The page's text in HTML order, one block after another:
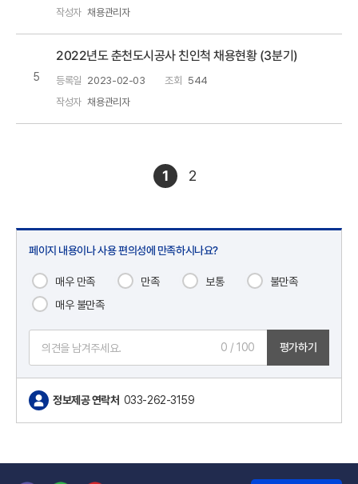
작성자 채용관리자
5
2022년도 춘천도시공사 친인척 채용현황 (3분기)
등록일 2023-02-03 조회 544
작성자 채용관리자
1 2
페이지 내용이나 사용 편의성에 만족하시나요?
매우 만족 만족 보통
불만족
매우 불만족
0 / 100 평가하기
정보제공 연락처 033-262-3159